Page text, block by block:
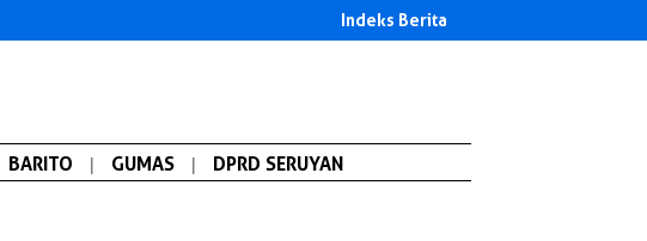
Indeks Berita
BARITO | GUMAS | DPRD SERUYAN